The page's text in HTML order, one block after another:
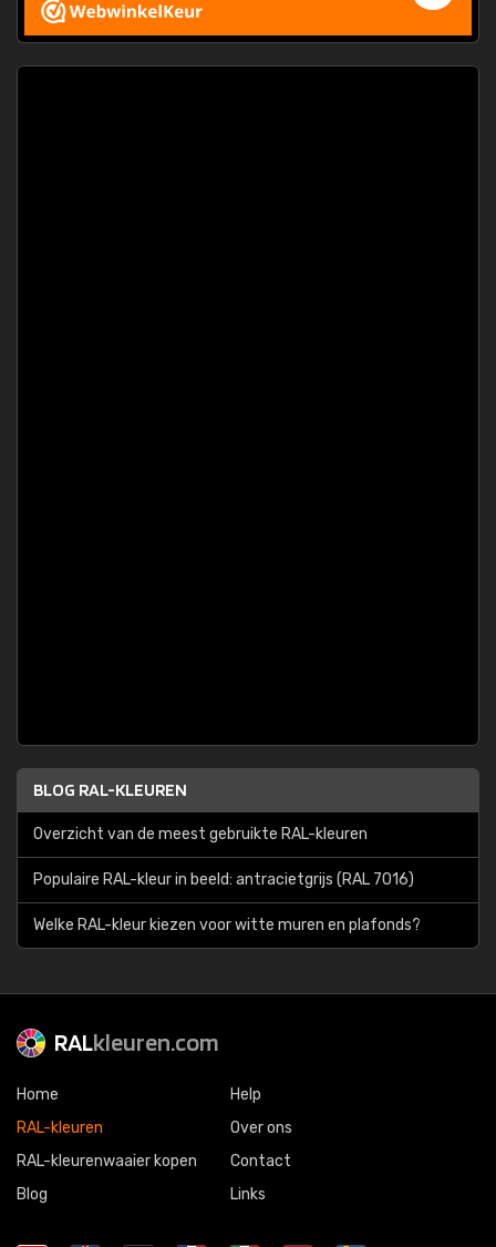
BLOG RAL-KLEUREN
Overzicht van de meest gebruikte RAL-kleuren
Populaire RAL-kleur in beeld: antracietgrijs (RAL 7016)
Welke RAL-kleur kiezen voor witte muren en plafonds?
RALkleuren.com
Home
RAL-kleuren
RAL-kleurenwaaier kopen
Blog
Help
Over ons
Contact
Links